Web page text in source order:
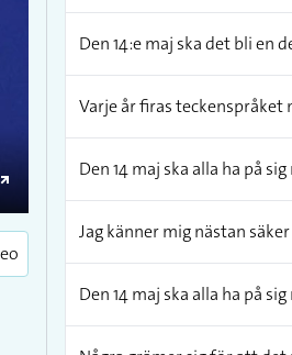
Enter
fullscreen
Den 14:e maj ska det bli en
Varje år firas teckenspråket
Den 14 maj ska alla ha på
Jag känner mig nästan
Den 14 maj ska alla ha på